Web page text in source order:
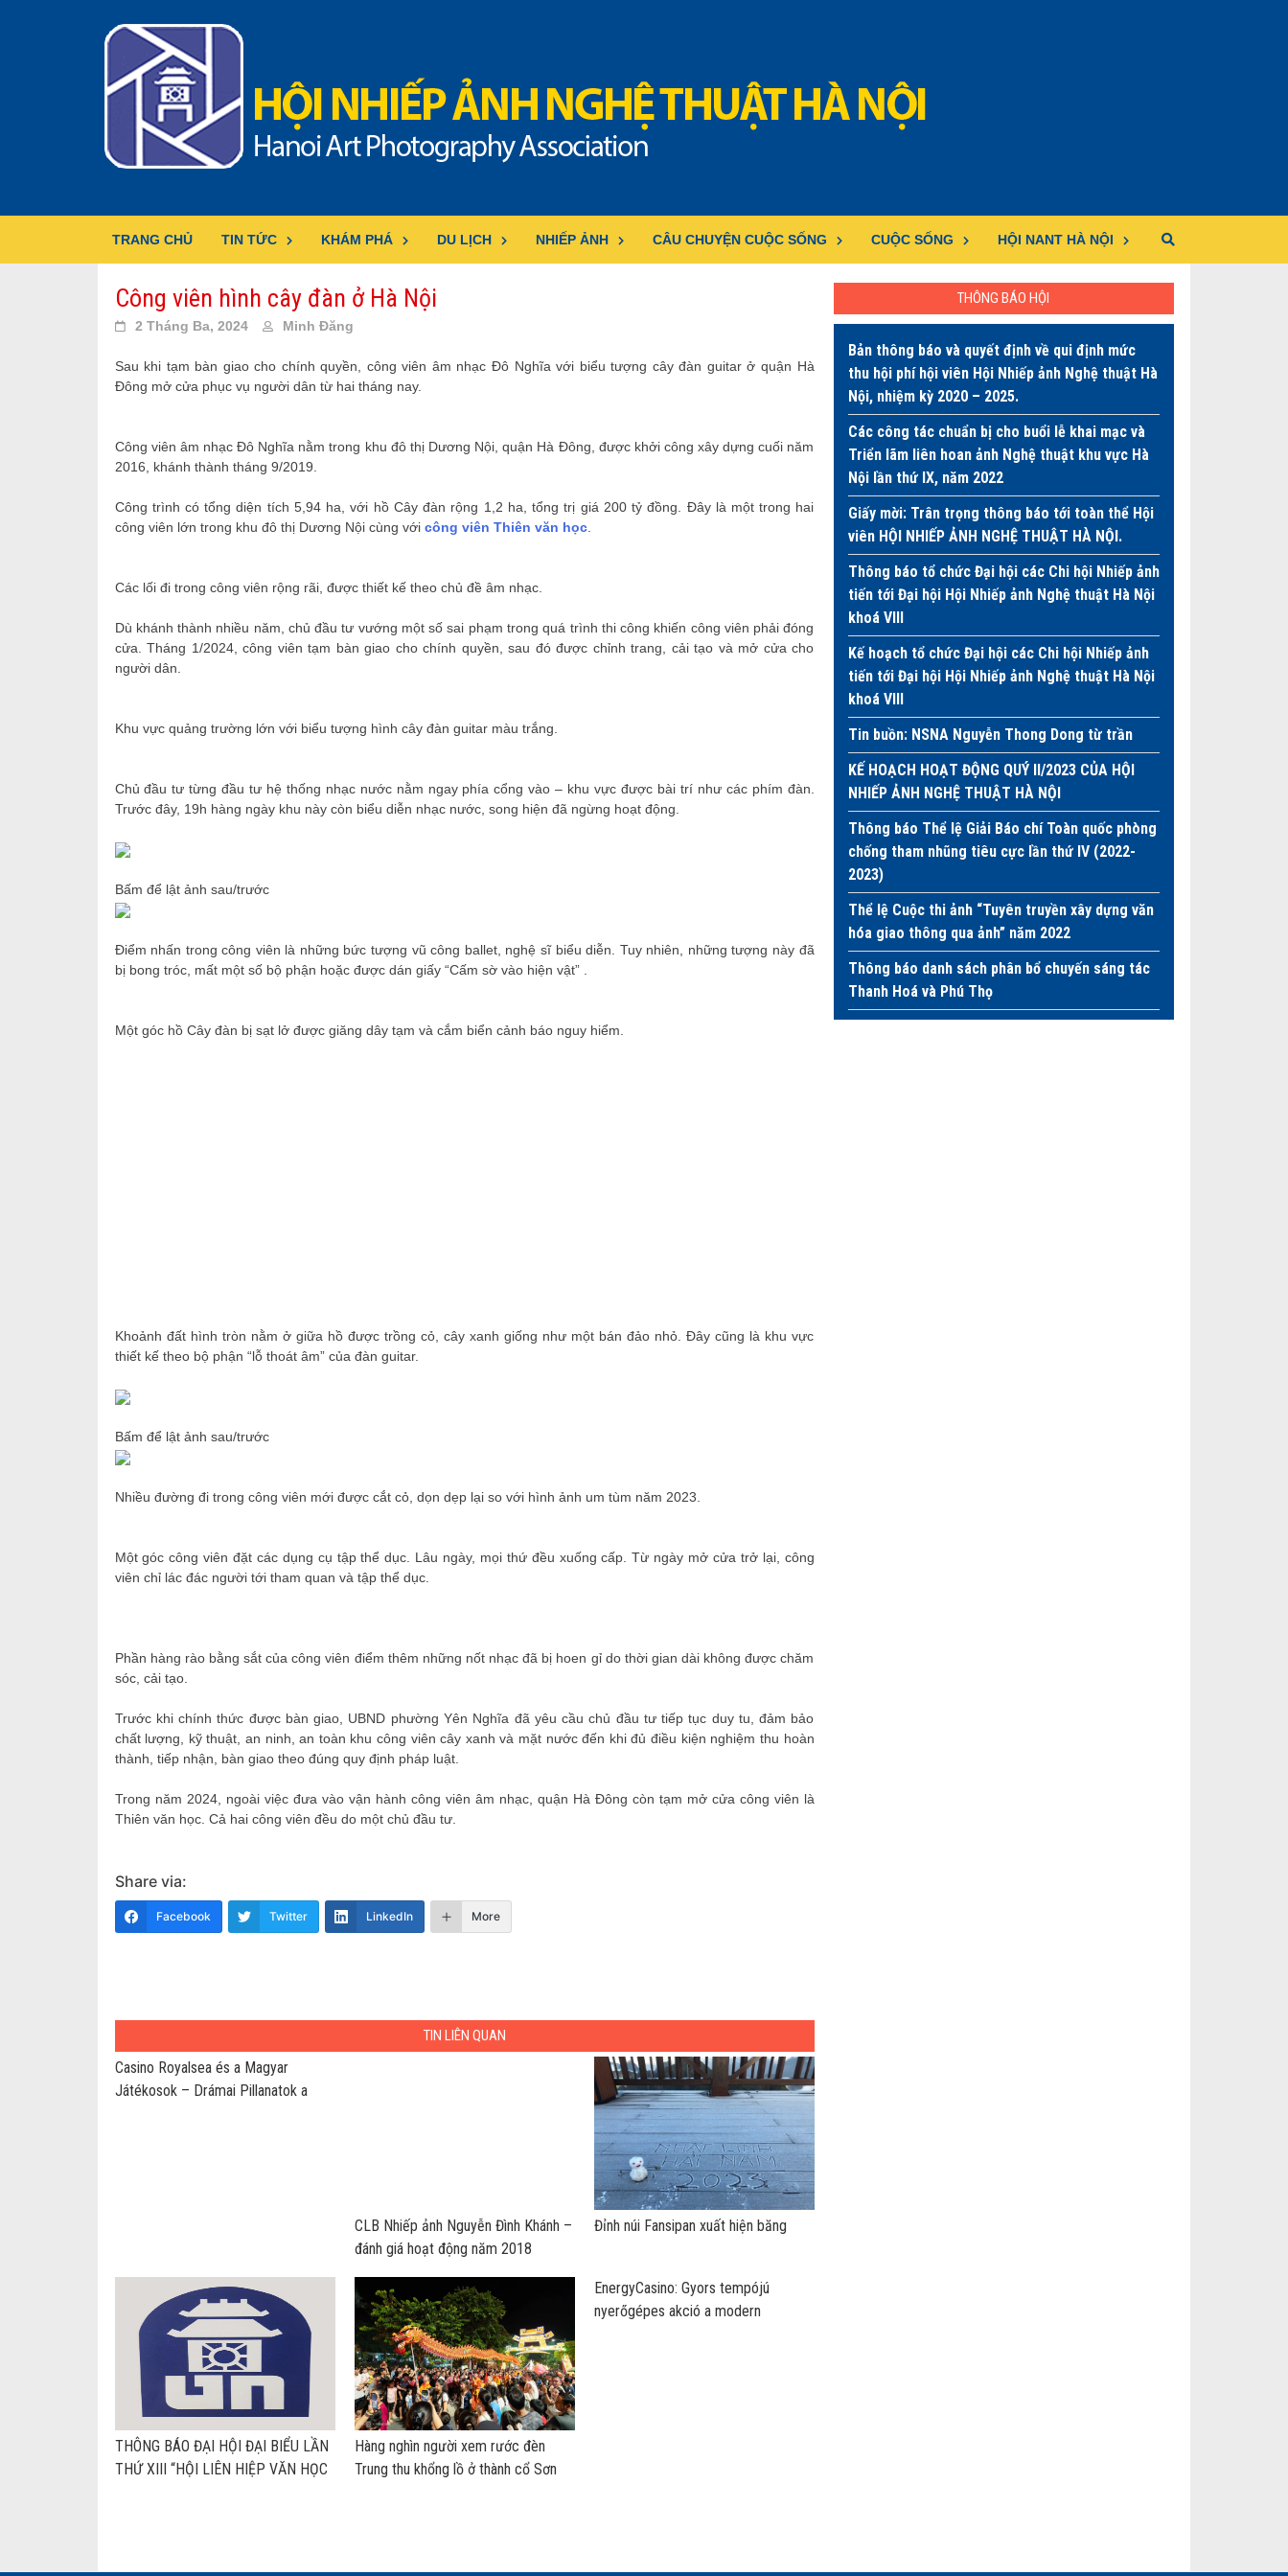
TRANG CHỦ TIN TỨC KHÁM PHÁ DU LỊCH NHIẾP ẢNH CÂU CHUYỆN CUỘC SỐNG CUỘC SỐNG HỘI NANT HÀ NỘI
Công viên hình cây đàn ở Hà Nội
2 Tháng Ba, 2024 Minh Đăng
Sau khi tạm bàn giao cho chính quyền, công viên âm nhạc Đô Nghĩa với biểu tượng cây đàn guitar ở quận Hà
Đông mở cửa phục vụ người dân từ hai tháng nay.
Công viên âm nhạc Đô Nghĩa nằm trong khu đô thị Dương Nội, quận Hà Đông, được khởi công xây dựng cuối năm
2016, khánh thành tháng 9/2019.
Công trình có tổng diện tích 5,94 ha, với hồ Cây đàn rộng 1,2 ha, tổng trị giá 200 tỷ đồng. Đây là một trong hai
công viên lớn trong khu đô thị Dương Nội cùng với công viên Thiên văn học.
Các lối đi trong công viên rộng rãi, được thiết kế theo chủ đề âm nhạc.
Dù khánh thành nhiều năm, chủ đầu tư vướng một số sai phạm trong quá trình thi công khiến công viên phải đóng
cửa. Tháng 1/2024, công viên tạm bàn giao cho chính quyền, sau đó được chỉnh trang, cải tạo và mở cửa cho
người dân.
Khu vực quảng trường lớn với biểu tượng hình cây đàn guitar màu trắng.
Chủ đầu tư từng đầu tư hệ thống nhạc nước nằm ngay phía cổng vào – khu vực được bài trí như các phím đàn.
Trước đây, 19h hàng ngày khu này còn biểu diễn nhạc nước, song hiện đã ngừng hoạt động.
Bấm để lật ảnh sau/trước
Điểm nhấn trong công viên là những bức tượng vũ công ballet, nghệ sĩ biểu diễn. Tuy nhiên, những tượng này đã
bị bong tróc, mất một số bộ phận hoặc được dán giấy “Cấm sờ vào hiện vật” .
Một góc hồ Cây đàn bị sạt lở được giăng dây tạm và cắm biển cảnh báo nguy hiểm.
Khoảnh đất hình tròn nằm ở giữa hồ được trồng cỏ, cây xanh giống như một bán đảo nhỏ. Đây cũng là khu vực
thiết kế theo bộ phận “lỗ thoát âm” của đàn guitar.
Bấm để lật ảnh sau/trước
Nhiều đường đi trong công viên mới được cắt cỏ, dọn dẹp lại so với hình ảnh um tùm năm 2023.
Một góc công viên đặt các dụng cụ tập thể dục. Lâu ngày, mọi thứ đều xuống cấp. Từ ngày mở cửa trở lại, công
viên chỉ lác đác người tới tham quan và tập thể dục.
Phần hàng rào bằng sắt của công viên điểm thêm những nốt nhạc đã bị hoen gỉ do thời gian dài không được chăm
sóc, cải tạo.
Trước khi chính thức được bàn giao, UBND phường Yên Nghĩa đã yêu cầu chủ đầu tư tiếp tục duy tu, đảm bảo
chất lượng, kỹ thuật, an ninh, an toàn khu công viên cây xanh và mặt nước đến khi đủ điều kiện nghiệm thu hoàn
thành, tiếp nhận, bàn giao theo đúng quy định pháp luật.
Trong năm 2024, ngoài việc đưa vào vận hành công viên âm nhạc, quận Hà Đông còn tạm mở cửa công viên là
Thiên văn học. Cả hai công viên đều do một chủ đầu tư.
Share via:
Facebook Twitter LinkedIn More
TIN LIÊN QUAN
Casino Royalsea és a Magyar
Játékosok – Drámai Pillanatok a
CLB Nhiếp ảnh Nguyễn Đình Khánh –
đánh giá hoạt động năm 2018
Đỉnh núi Fansipan xuất hiện băng
THÔNG BÁO ĐẠI HỘI ĐẠI BIỂU LẦN
THỨ XIII “HỘI LIÊN HIỆP VĂN HỌC
Hàng nghìn người xem rước đèn
Trung thu khổng lồ ở thành cổ Sơn
EnergyCasino: Gyors tempójú
nyerőgépes akció a modern
THÔNG BÁO HỘI
Bản thông báo và quyết định về qui định mức
thu hội phí hội viên Hội Nhiếp ảnh Nghệ thuật Hà
Nội, nhiệm kỳ 2020 – 2025.
Các công tác chuẩn bị cho buổi lễ khai mạc và
Triển lãm liên hoan ảnh Nghệ thuật khu vực Hà
Nội lần thứ IX, năm 2022
Giấy mời: Trân trọng thông báo tới toàn thể Hội
viên HỘI NHIẾP ẢNH NGHỆ THUẬT HÀ NỘI.
Thông báo tổ chức Đại hội các Chi hội Nhiếp ảnh
tiến tới Đại hội Hội Nhiếp ảnh Nghệ thuật Hà Nội
khoá VIII
Kế hoạch tổ chức Đại hội các Chi hội Nhiếp ảnh
tiến tới Đại hội Hội Nhiếp ảnh Nghệ thuật Hà Nội
khoá VIII
Tin buồn: NSNA Nguyễn Thong Dong từ trần
KẾ HOẠCH HOẠT ĐỘNG QUÝ II/2023 CỦA HỘI
NHIẾP ẢNH NGHỆ THUẬT HÀ NỘI
Thông báo Thể lệ Giải Báo chí Toàn quốc phòng
chống tham nhũng tiêu cực lần thứ IV (2022-
2023)
Thể lệ Cuộc thi ảnh “Tuyên truyền xây dựng văn
hóa giao thông qua ảnh” năm 2022
Thông báo danh sách phân bổ chuyến sáng tác
Thanh Hoá và Phú Thọ